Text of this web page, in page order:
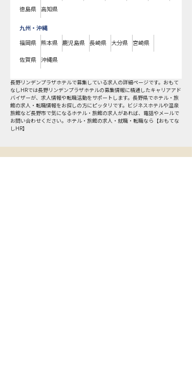
徳島県 高知県
九州・沖縄
福岡県 熊本県 鹿児島県 長崎県 大分県 宮崎県
佐賀県 沖縄県
長野リンデンプラザホテルで募集している求人の詳細ページです。おもて
なしHRでは長野リンデンプラザホテルの募集情報に精通したキャリアアド
バイザーが、求人情報や転職活動をサポートします。長野県でホテル・旅
館の求人・転職情報をお探しの方にピッタリです。ビジネスホテルや温泉
旅館など長野市で気になるホテル・旅館の求人があれば、電話やメールで
お問い合わせください。ホテル・旅館の求人・就職・転職なら【おもてな
しHR】